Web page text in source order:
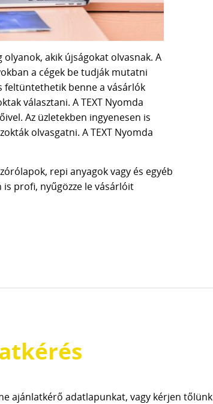
akik újságokat olvasnak. A
a cégek be tudják mutatni
feltüntethetik benne a vásárlók
választani. A TEXT Nyomda
Az üzletekben ingyenesen is
olvasgatni. A TEXT Nyomda
repi anyagok vagy és egyéb
profi, nyűgözze le vásárlóit
ajánlatkérő adatlapunkat, vagy kérjen tőlünk